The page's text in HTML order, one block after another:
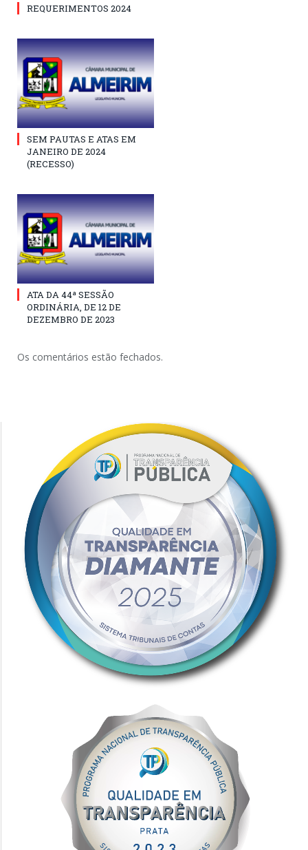
REQUERIMENTOS 2024
SEM PAUTAS E ATAS EM
JANEIRO DE 2024
(RECESSO)
ATA DA 44ª SESSÃO
ORDINÁRIA, DE 12 DE
DEZEMBRO DE 2023
Os comentários estão fechados.